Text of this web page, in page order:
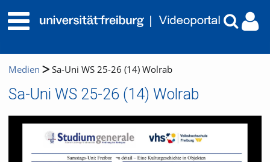
Medien Sa-Uni WS 25-26 (14) Wolrab
Sa-Uni WS 25-26 (14) Wolrab